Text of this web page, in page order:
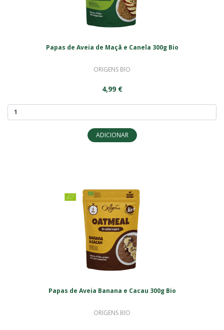
Papas de Aveia de Maçã e Canela 300g Bio
ORIGENS BIO
4,99 €
ADICIONAR
Papas de Aveia Banana e Cacau 300g Bio
ORIGENS BIO